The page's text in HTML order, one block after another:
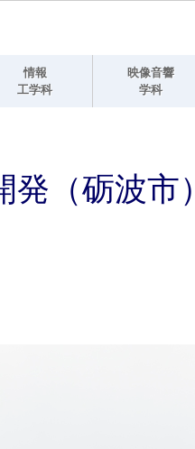
情報
工学科
映像音響
学科
発（砺波市）